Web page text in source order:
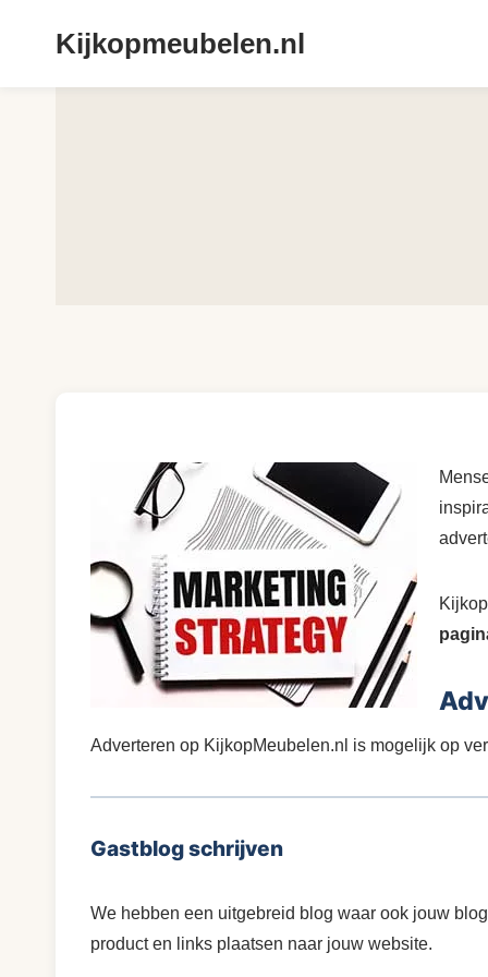
Kijkopmeubelen.nl
Adverteren op KijkopMeubelen.nl is mogelijk op
Gastblog schrijven
We hebben een uitgebreid blog waar ook jouw
product en links plaatsen naar jouw website.